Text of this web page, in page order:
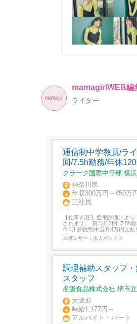
mamagirlWEB編
ライター
通信制中学教員/ラ
回/7.5h勤務/年休120
クラーク国際中等部 横
神奈川県
年収300万円～450万
正社員
【仕事内容】選考評価によ
されます。 賞与年2回! 7.5h
付与! 夢挑戦手当月4万円支給
夢と挑戦を応援するための手
キャリアアップ、推し活、海
スポンサー： 求人ボックス
調理補助スタッフ
スタッフ
名阪食品株式会社 堺市
大阪府
時給1,177円～
アルバイト・パート